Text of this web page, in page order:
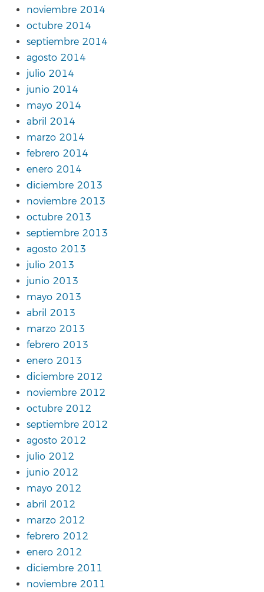
noviembre 2014
octubre 2014
septiembre 2014
agosto 2014
julio 2014
junio 2014
mayo 2014
abril 2014
marzo 2014
febrero 2014
enero 2014
diciembre 2013
noviembre 2013
octubre 2013
septiembre 2013
agosto 2013
julio 2013
junio 2013
mayo 2013
abril 2013
marzo 2013
febrero 2013
enero 2013
diciembre 2012
noviembre 2012
octubre 2012
septiembre 2012
agosto 2012
julio 2012
junio 2012
mayo 2012
abril 2012
marzo 2012
febrero 2012
enero 2012
diciembre 2011
noviembre 2011